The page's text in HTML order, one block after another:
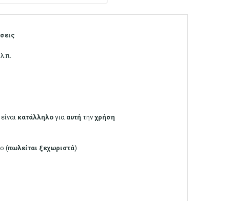
κατάλληλο για αυτή την χρήση
(πωλείται ξεχωριστά)